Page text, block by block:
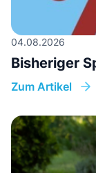
04.08.2026
Bisheriger
Zum Artikel